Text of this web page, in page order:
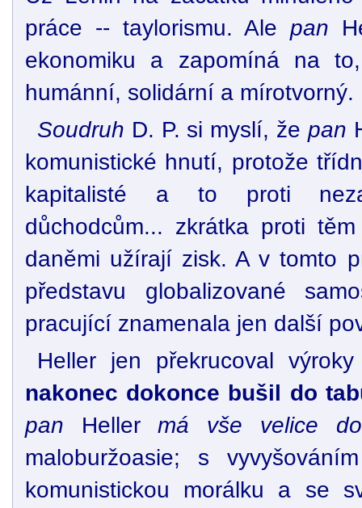
práce -- taylorismu. Ale pan
ekonomiku a zapomíná na
humánní, solidární a mírotvorný.
Soudruh D. P. si myslí, že pan
komunistické hnutí, protože
kapitalisté a to proti
důchodcům... zkrátka proti
daněmi užírají zisk. A v tomto
představu globalizované
pracující znamenala jen další
Heller jen překrucoval
nakonec dokonce bušil do
pan Hellermá vše velice
maloburžoasie; s
komunistickou morálku a se